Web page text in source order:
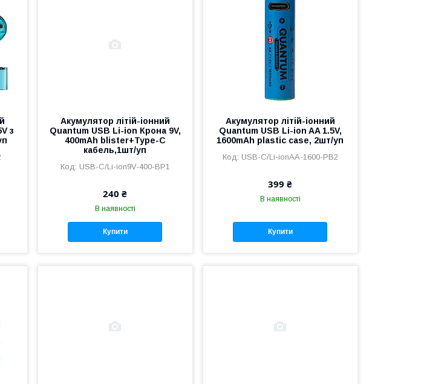
з
Акумулятор літій-іонний
Quantum USB Li-ion Крона 9V,
400mAh blister+Type-C
кабель,1шт/уп
USB-C/Li-ion9V-400-BP1
240 ₴
В наявності
Купити
Акумулятор літій-іонний
Quantum USB Li-ion AA 1.5V,
1600mAh plastic case, 2шт/уп
USB-C/Li-ionAA-1600-PB2
399 ₴
В наявності
Купити